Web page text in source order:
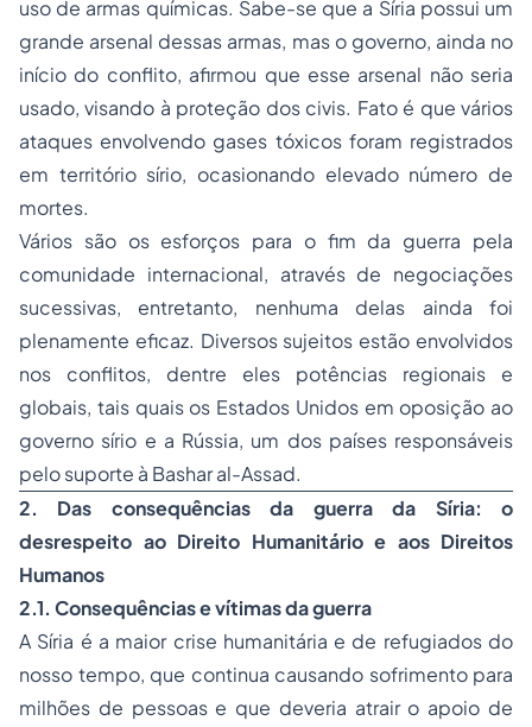
uso de armas químicas. Sabe-se que a Síria possui um
grande arsenal dessas armas, mas o governo, ainda no
início do conflito, afirmou que esse arsenal não seria
usado, visando à proteção dos civis. Fato é que vários
ataques envolvendo gases tóxicos foram registrados
em território sírio, ocasionando elevado número de
mortes.
Vários são os esforços para o fim da guerra pela
comunidade internacional, através de negociações
sucessivas, entretanto, nenhuma delas ainda foi
plenamente eficaz. Diversos sujeitos estão envolvidos
nos conflitos, dentre eles potências regionais e
globais, tais quais os Estados Unidos em oposição ao
governo sírio e a Rússia, um dos países responsáveis
pelo suporte à Bashar al-Assad.
2. Das consequências da guerra da Síria: o
desrespeito ao Direito Humanitário e aos Direitos
Humanos
2.1. Consequências e vítimas da guerra
A Síria é a maior crise humanitária e de refugiados do
nosso tempo, que continua causando sofrimento para
milhões de pessoas e que deveria atrair o apoio de